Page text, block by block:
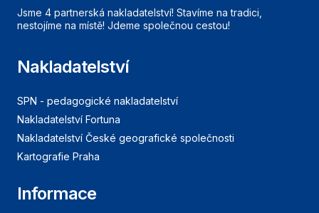
Jsme 4 partnerská nakladatelství! Stavíme na tradici,
nestojíme na místě! Jdeme společnou cestou!
Nakladatelství
SPN - pedagogické nakladatelství
Nakladatelství Fortuna
Nakladatelství České geografické společnosti
Kartografie Praha
Informace